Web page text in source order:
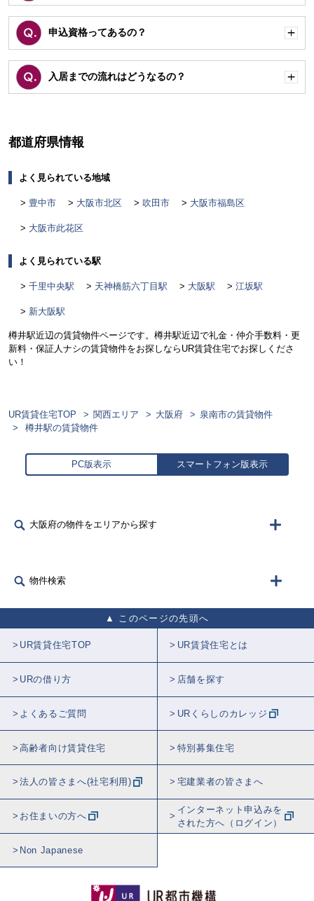
く
申込資格ってあるの？
く
入居までの流れはどうなるの？
く
都道府県情報
よく見られている地域
豊中市 大阪市北区 吹田市 大阪市福島区
大阪市此花区
よく見られている駅
千里中央駅 天神橋筋六丁目駅 大阪駅 江坂駅
新大阪駅
樽井駅近辺の賃貸物件ページです。樽井駅近辺で礼金・仲介手数料・更
新料・保証人ナシの賃貸物件をお探しならUR賃貸住宅でお探しくださ
い！
UR賃貸住宅TOP 関西エリア 大阪府
泉南市の賃貸物件
樽井駅の賃貸物件
PC版表示 スマートフォン版表示
大阪府の物件をエリアから探す
物件検索
このページの先頭へ
UR賃貸住宅TOP UR賃貸住宅とは
URの借り方 店舗を探す
よくあるご質問 URくらしのカレッジ
高齢者向け賃貸住宅 特別募集住宅
法人の皆さまへ(社宅利用) 宅建業者の皆さまへ
お住まいの方へ
インターネット申込みを
された方へ（ログイン）
Non Japanese